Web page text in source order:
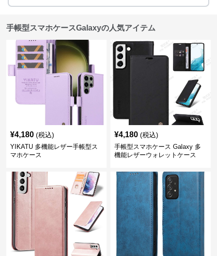
手帳型スマホケースGalaxyの人気アイテム
¥4,180 (税込)
YIKATU 多機能レザー手帳型ス
マホケース
¥4,180 (税込)
手帳型スマホケース Galaxy 多
機能レザーウォレットケース